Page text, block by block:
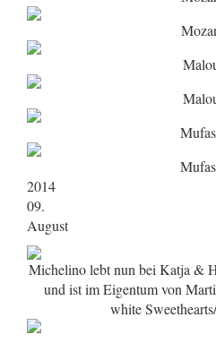
2014
09.
August
Michelino lebt nun bei Katja &
und ist im Eigentum von
white